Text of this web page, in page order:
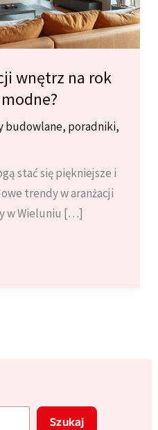
wnętrz na rok
budowlane, poradniki,
stać się piękniejsze i
trendy w aranżacji
w Wieluniu […]
Szukaj